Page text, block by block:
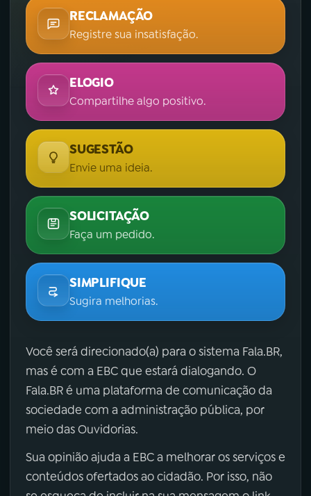
RECLAMAÇÃO
Registre sua insatisfação.
ELOGIO
Compartilhe algo positivo.
SUGESTÃO
Envie uma ideia.
SOLICITAÇÃO
Faça um pedido.
SIMPLIFIQUE
Sugira melhorias.
Você será direcionado(a) para o sistema Fala.BR,
mas é com a EBC que estará dialogando. O
Fala.BR é uma plataforma de comunicação da
sociedade com a administração pública, por
meio das Ouvidorias.
Sua opinião ajuda a EBC a melhorar os serviços e
conteúdos ofertados ao cidadão. Por isso, não